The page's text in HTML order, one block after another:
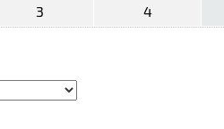
3 4